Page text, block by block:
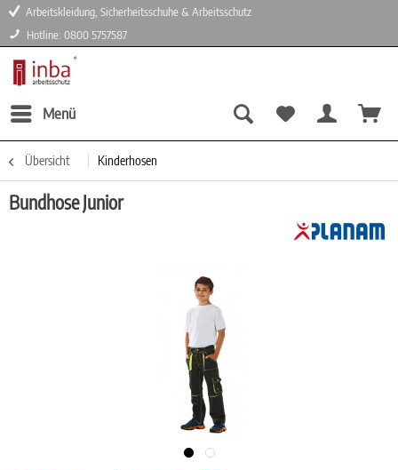
Arbeitskleidung, Sicherheitsschuhe & Arbeitsschutz
Hotline: 0800 5757587
Menü
Übersicht Kinderhosen
Bundhose Junior